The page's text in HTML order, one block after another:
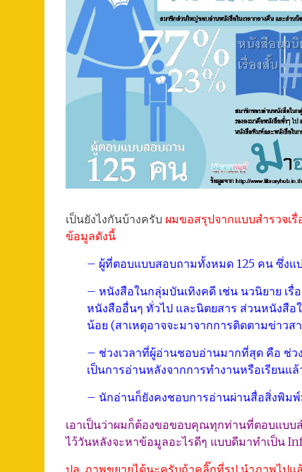
เป็นยังไงกันบ้างครับ ผมขอสรุปจากแบบสำรวจเ
ข้อมูลดังนี้
– ผู้ที่ตอบแบบสอบถามทั้งหมด 125 คน ซึ่งแ
– หนังสือในกลุ่มบันเทิงคดี เช่น นวนิยาย เ
หนังสืออื่นๆ ทั่วไป และนิตยสาร ส่วนหนังสื
น้อย (สาเหตุอาจจะมาจากการติดตามข่าว
– ช่วงเวลาที่ผู้อ่านชอบอ่านมากที่สุด คือ ช่ว
เป็นการอ่านหลังจากการทำงานหรือเรียน
– นักอ่านก็ยังคงชอบการอ่านผ่านสื่อสิ่งพิม
เอาเป็นว่าผมก็ต้องขอขอบคุณทุกท่านที่ตอบแบบ
ไว้วันหลังจะหาข้อมูลอะไรดีๆ แบบดีมาทำเป็น